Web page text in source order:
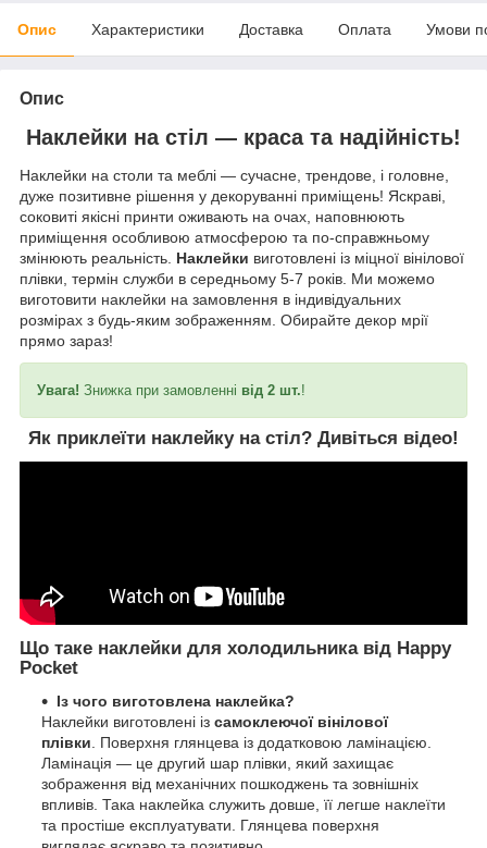
Опис Характеристики Доставка Оплата Умови
Опис
Наклейки на стіл — краса та надійність!
Наклейки на столи та меблі — сучасне, трендове, і головне,
дуже позитивне рішення у декоруванні приміщень! Яскраві,
соковиті якісні принти оживають на очах, наповнюють
приміщення особливою атмосферою та по-справжньому
змінюють реальність. Наклейки виготовлені із міцної вінілової
плівки, термін служби в середньому 5-7 років. Ми можемо
виготовити наклейки на замовлення в індивідуальних
розмірах з будь-яким зображенням. Обирайте декор мрії
прямо зараз!
Увага! Знижка при замовленні від 2 шт.!
Як приклеїти наклейку на стіл? Дивіться відео!
Що таке наклейки для холодильника від Happy
Pocket
Із чого виготовлена наклейка?
Наклейки виготовлені із самоклеючої вінілової
плівки . Поверхня глянцева із додатковою ламінацією.
Ламінація — це другий шар плівки, який захищає
зображення від механічних пошкоджень та зовнішніх
впливів. Така наклейка служить довше, її легше наклеїти
та простіше експлуатувати. Глянцева поверхня